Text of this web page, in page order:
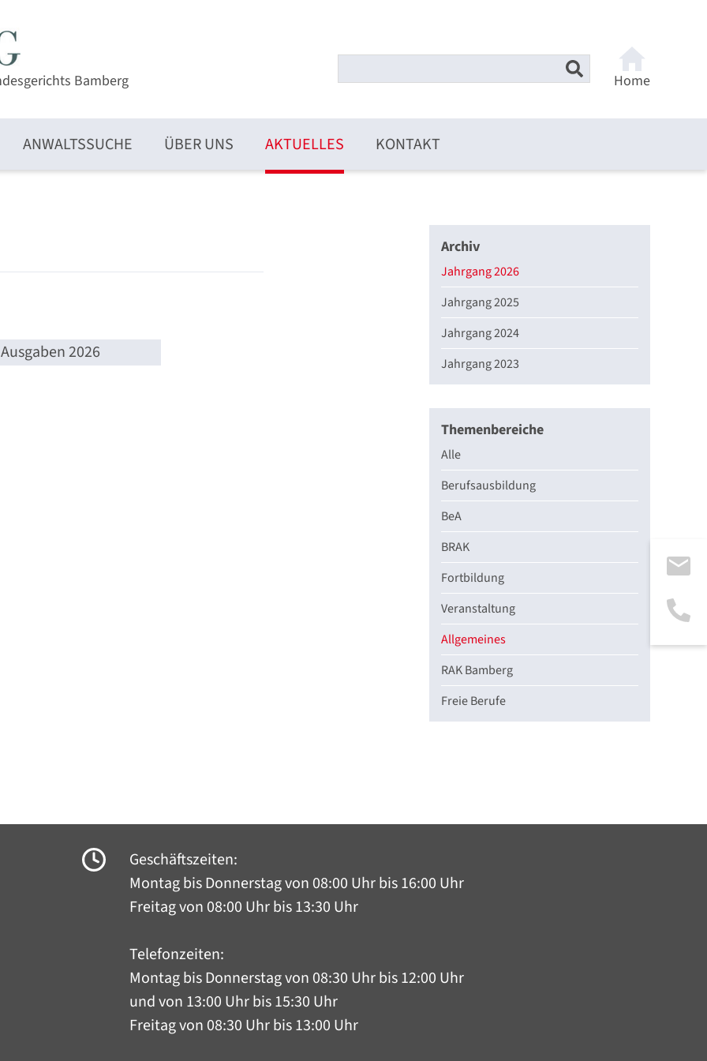
Bamberg Home
ANWALTSSUCHE ÜBER UNS AKTUELLES KONTAKT
Ausgaben 2026
Archiv
Jahrgang 2026
Jahrgang 2025
Jahrgang 2024
Jahrgang 2023
Themenbereiche
Alle
Berufsausbildung
BeA
BRAK
Fortbildung
Veranstaltung
Allgemeines
RAK Bamberg
Freie Berufe
Geschäftszeiten:
Montag bis Donnerstagvon 08:00 Uhr bis 16:00 Uhr
Freitag von 08:00 Uhr bis 13:30 Uhr
Telefonzeiten:
Montag bis Donnerstagvon 08:30 Uhr bis 12:00 Uhr
und von 13:00 Uhr bis 15:30 Uhr
Freitag von 08:30 Uhr bis 13:00 Uhr